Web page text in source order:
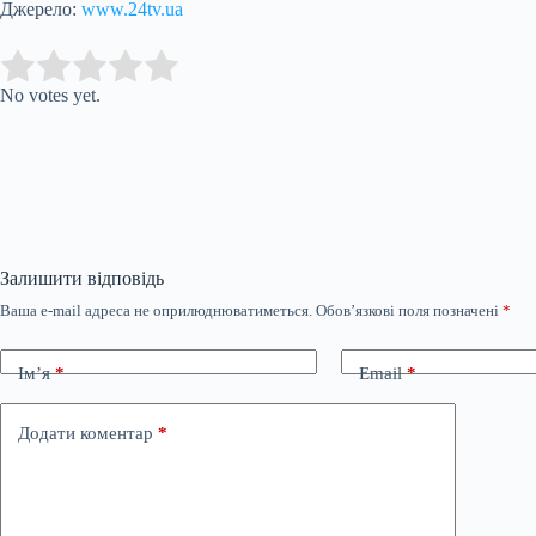
Джерело: www.24tv.ua
Rate this item:
No votes yet.
Залишити відповідь
Ваша e-mail адреса не оприлюднюватиметься. Обов’язкові поля позначені *
Ім’я* Email*
Додати коментар *